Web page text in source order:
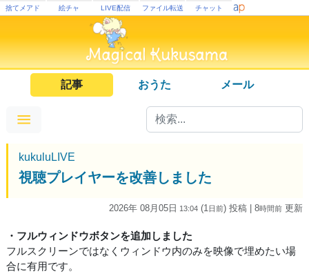
捨てメアド 絵チャ LIVE配信 ファイル転送 チャット
記事 おうた メール
kukuluLIVE
視聴プレイヤーを改善しました
2026年 08月05日 13:04 (1 日前) 投稿 | 8時間前 更新
・フルウィンドウボタンを追加しました
フルスクリーンではなくウィンドウ内のみを映像で埋めたい場
合に有用です。